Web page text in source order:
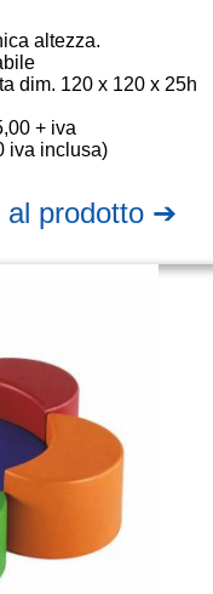
altezza.
dim. 120 x 120 x 25h
+ iva
iva inclusa)
al prodotto ➔